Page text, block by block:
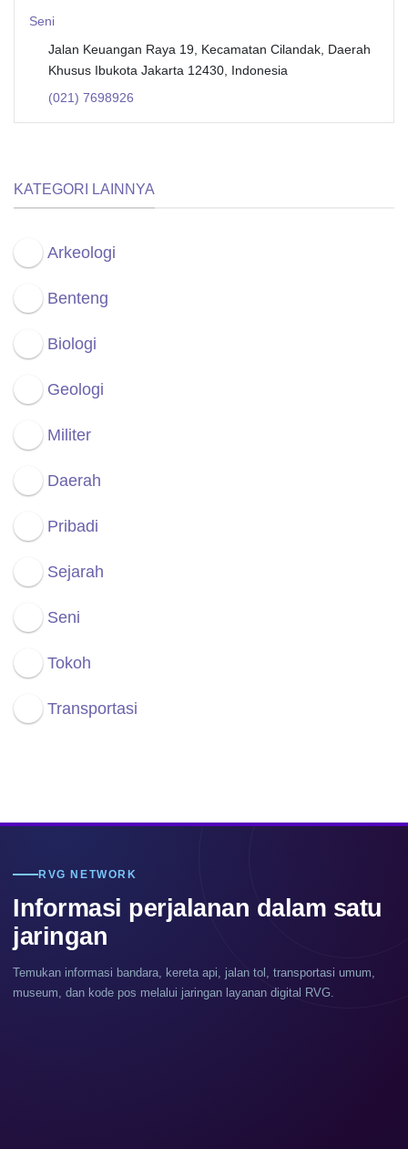
Seni
Jalan Keuangan Raya 19, Kecamatan Cilandak, Daerah
Khusus Ibukota Jakarta 12430, Indonesia
(021) 7698926
KATEGORI LAINNYA
Arkeologi
Benteng
Biologi
Geologi
Militer
Daerah
Pribadi
Sejarah
Seni
Tokoh
Transportasi
RVG NETWORK
Informasi perjalanan dalam satu
jaringan
Temukan informasi bandara, kereta api, jalan tol, transportasi umum,
museum, dan kode pos melalui jaringan layanan digital RVG.